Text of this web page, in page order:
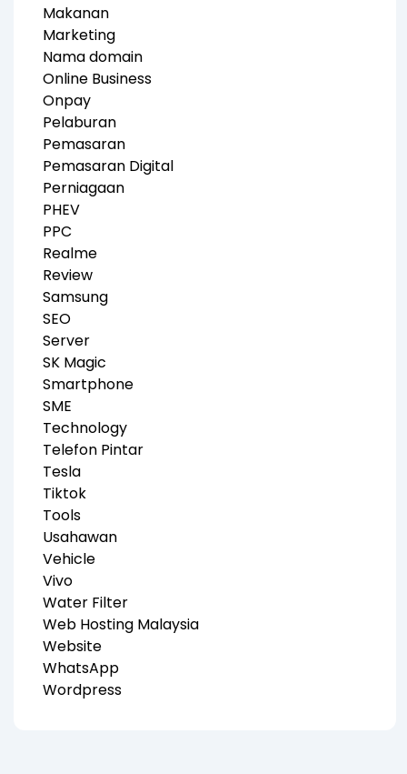
Makanan
Marketing
Nama domain
Online Business
Onpay
Pelaburan
Pemasaran
Pemasaran Digital
Perniagaan
PHEV
PPC
Realme
Review
Samsung
SEO
Server
SK Magic
Smartphone
SME
Technology
Telefon Pintar
Tesla
Tiktok
Tools
Usahawan
Vehicle
Vivo
Water Filter
Web Hosting Malaysia
Website
WhatsApp
Wordpress